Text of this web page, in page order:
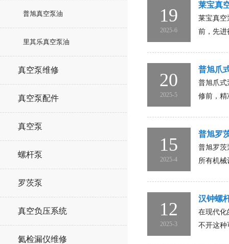
普旭真空泵油
里其乐真空泵油
真空泵维修
真空泵配件
真空泵
螺杆泵
罗茨泵
真空负压系统
氦检漏仪维修
19
2025-6
莱宝真
莱宝真空
前，先进
20
2025-5
普旭爪
普旭爪式
修前，精
15
2025-4
普旭罗
普旭罗茨
所有机
12
2025-3
汉钟螺
在现代化
不开这种